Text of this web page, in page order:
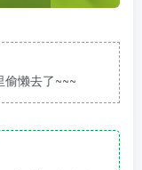
懒去了~~~